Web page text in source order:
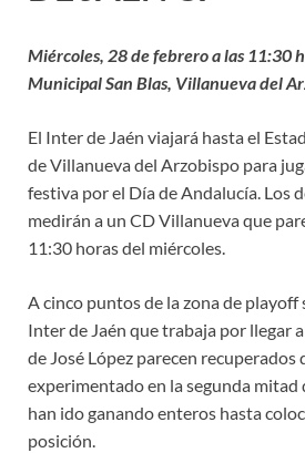
Miércoles, 28 de febrero a las 11:30
Municipal San Blas, Villanueva del
El Inter de Jaén viajará hasta el
de Villanueva del Arzobispo para
festiva por el Día de Andalucía. Los
medirán a un CD Villanueva que
11:30 horas del miércoles.
A cinco puntos de la zona de playoff
Inter de Jaén que trabaja por llegar
de José López parecen recuperados
experimentado en la segunda mitad
han ido ganando enteros hasta
posición.